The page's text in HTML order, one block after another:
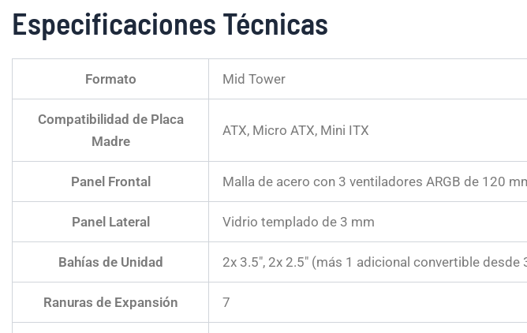
Especificaciones Técnicas
Formato Mid Tower
Compatibilidad de Placa
Madre
ATX, Micro ATX, Mini ITX
Panel Frontal Malla de acero con 3 ventiladores ARGB de 120
Panel Lateral Vidrio templado de 3 mm
Bahías de Unidad 2x 3.5″, 2x 2.5″ (más 1 adicional convertible desde
Ranuras de Expansión 7